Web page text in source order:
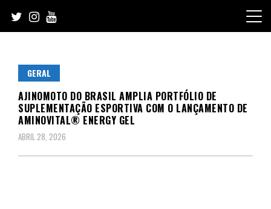
content
GERAL
AJINOMOTO DO BRASIL AMPLIA PORTFÓLIO DE
SUPLEMENTAÇÃO ESPORTIVA COM O LANÇAMENTO DE
AMINOVITAL® ENERGY GEL
ABRIL 28, 2026